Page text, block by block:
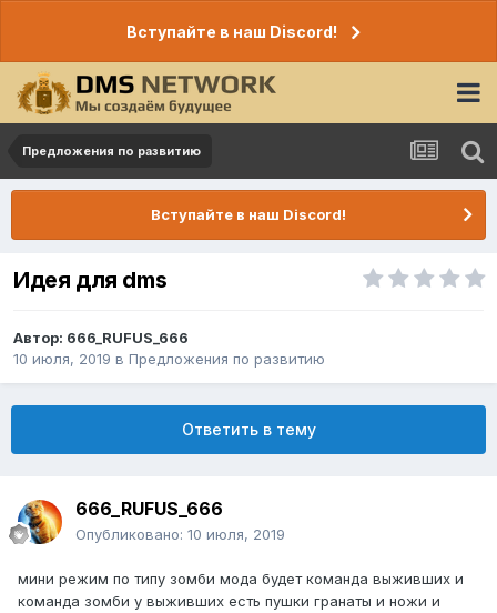
Вступайте в наш Discord!
Предложения по развитию
Вступайте в наш Discord!
Идея для dms
Автор: 666_RUFUS_666
10 июля, 2019 в Предложения по развитию
Ответить в тему
666_RUFUS_666
Опубликовано: 10 июля, 2019
мини режим по типу зомби мода будет команда выживших и
команда зомби у выживших есть пушки гранаты и ножи и